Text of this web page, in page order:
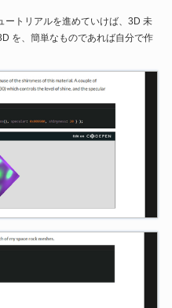
ートリアルを進めていけば、3D 未
を、簡単なものであれば自分で作